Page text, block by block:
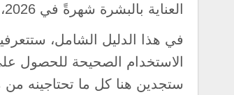
العناية بالبشرة شهرةً في 2026، وليس من فراغ.
في هذا الدليل الشامل،
الاستخدام الصحيحة للحصول
ستجدين هنا كل ما تحتاجينه